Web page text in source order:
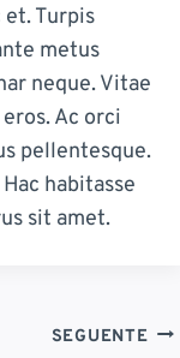
et. Turpis
metus
neque. Vitae
Ac orci
pellentesque.
habitasse
sit amet.
SEGUENTE